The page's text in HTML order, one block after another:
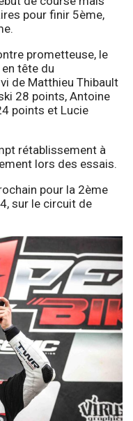
pour finir 5ème,
prometteuse, le
tête du
de Matthieu Thibault
28 points, Antoine
points et Lucie
rétablissement à
lors des essais.
pour la 2ème
sur le circuit de